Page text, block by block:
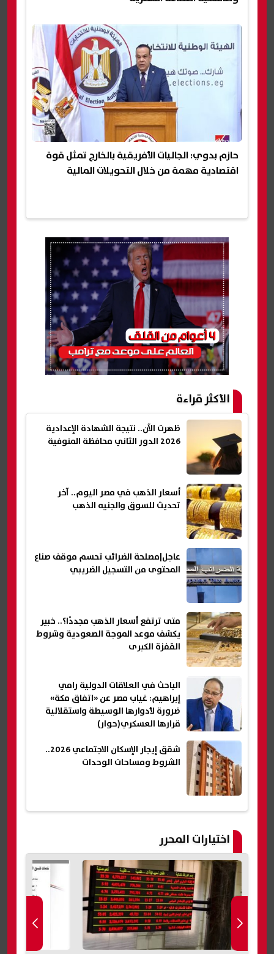
حازم بدوي: الجاليات الأفريقية بالخارج تمثل قوة
اقتصادية مهمة من خلال التحويلات المالية
الأكثر قراءة
ظهرت الآن.. نتيجة الشهادة الإعدادية
2026 الدور الثاني محافظة المنوفية
أسعار الذهب في مصر اليوم.. آخر
تحديث للسوق والجنيه الذهب
عاجل|مصلحة الضرائب تحسم موقف صناع
المحتوى من التسجيل الضريبي
متى ترتفع أسعار الذهب مجددًا؟.. خبير
يكشف موعد الموجة الصعودية وشروط
القفزة الكبرى
الباحث في العلاقات الدولية رامي
إبراهيم: غياب مصر عن «اتفاق مكة»
ضرورة لأدوارها الوسيطة واستقلالية
قرارها العسكري(حوار)
شقق إيجار الإسكان الاجتماعي 2026..
الشروط ومساحات الوحدات
اختيارات المحرر